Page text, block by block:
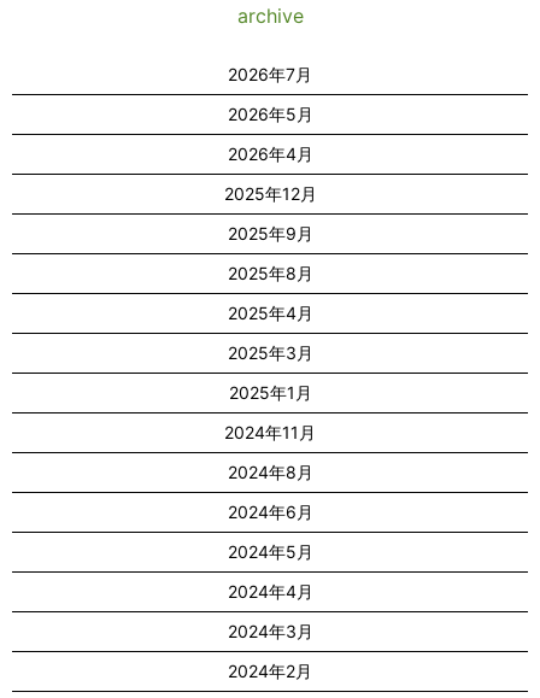
archive
2026年7月
2026年5月
2026年4月
2025年12月
2025年9月
2025年8月
2025年4月
2025年3月
2025年1月
2024年11月
2024年8月
2024年6月
2024年5月
2024年4月
2024年3月
2024年2月